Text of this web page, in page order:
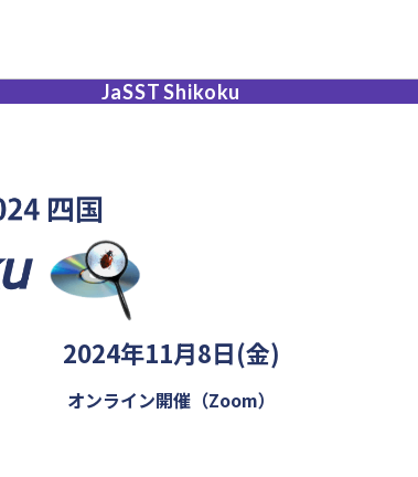
JaSSTShikoku
2024年11月8日(金)
オンライン開催（Zoom）